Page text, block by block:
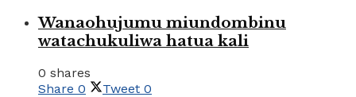
Wanaohujumu miundombinu
watachukuliwa hatua kali
0 shares
Share 0 Tweet 0